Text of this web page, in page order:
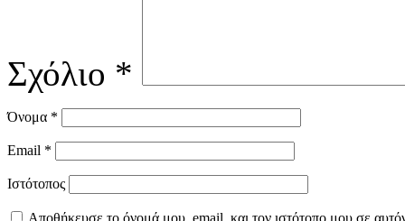
Σχόλιο *
Όνομα *
Email *
Ιστότοπος